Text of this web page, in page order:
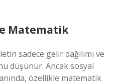
Matematik
sadece gelir dağılımı ve
düşünür. Ancak sosyal
özellikle matematik